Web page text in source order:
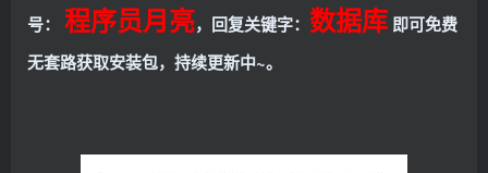
号： 程序员月亮，回复关键字： 数据库 即可免费
无套路获取安装包，持续更新中~。